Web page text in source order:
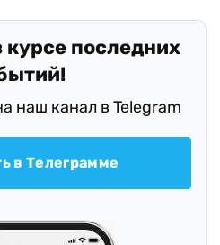
курсе последних
наш канал в Telegram
в Телеграмме